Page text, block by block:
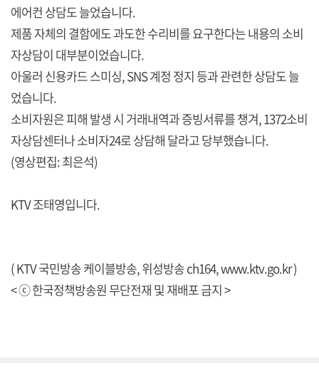
에어컨 상담도 늘었습니다.
제품 자체의 결함에도 과도한 수리비를 요구한다는 내용의 소비
자상담이 대부분이었습니다.
아울러 신용카드 스미싱, SNS 계정 정지 등과 관련한 상담도 늘
었습니다.
소비자원은 피해 발생 시 거래내역과 증빙서류를 챙겨, 1372소비
자상담센터나 소비자24로 상담해 달라고 당부했습니다.
(영상편집: 최은석)
KTV 조태영입니다.
( KTV 국민방송 케이블방송, 위성방송 ch164,www.ktv.go.kr)
< ⓒ 한국정책방송원 무단전재 및 재배포 금지 >